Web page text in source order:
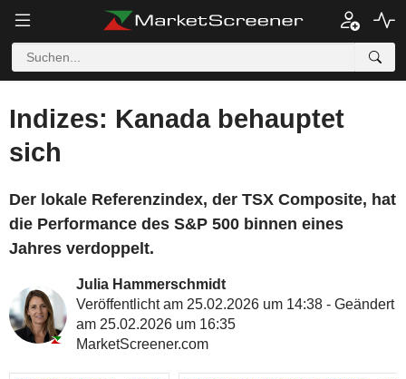
Indizes: Kanada behauptet
sich
Der lokale Referenzindex, der TSX Composite, hat
die Performance des S&P 500 binnen eines
Jahres verdoppelt.
Julia Hammerschmidt
Veröffentlicht am 25.02.2026 um 14:38 - Geändert
am 25.02.2026 um 16:35
MarketScreener.com